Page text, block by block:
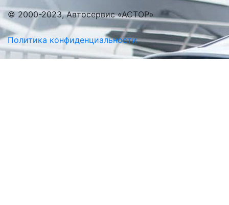
© 2000-2023, Автосервис «АСТОР»
Политика конфиденциальности